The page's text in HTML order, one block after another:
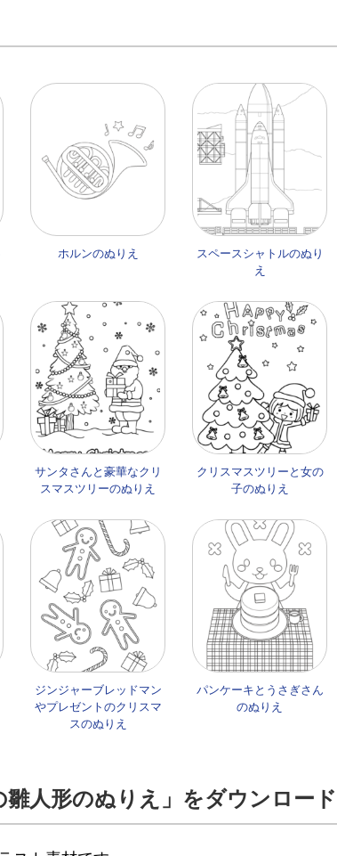
ホルンのぬりえ
スペースシャトルのぬり
え
サンタさんと豪華なクリ
スマスツリーのぬりえ
クリスマスツリーと女の
子のぬりえ
ジンジャーブレッドマン
やプレゼントのクリスマ
スのぬりえ
パンケーキとうさぎさん
のぬりえ
雛人形のぬりえ」をダウンロード